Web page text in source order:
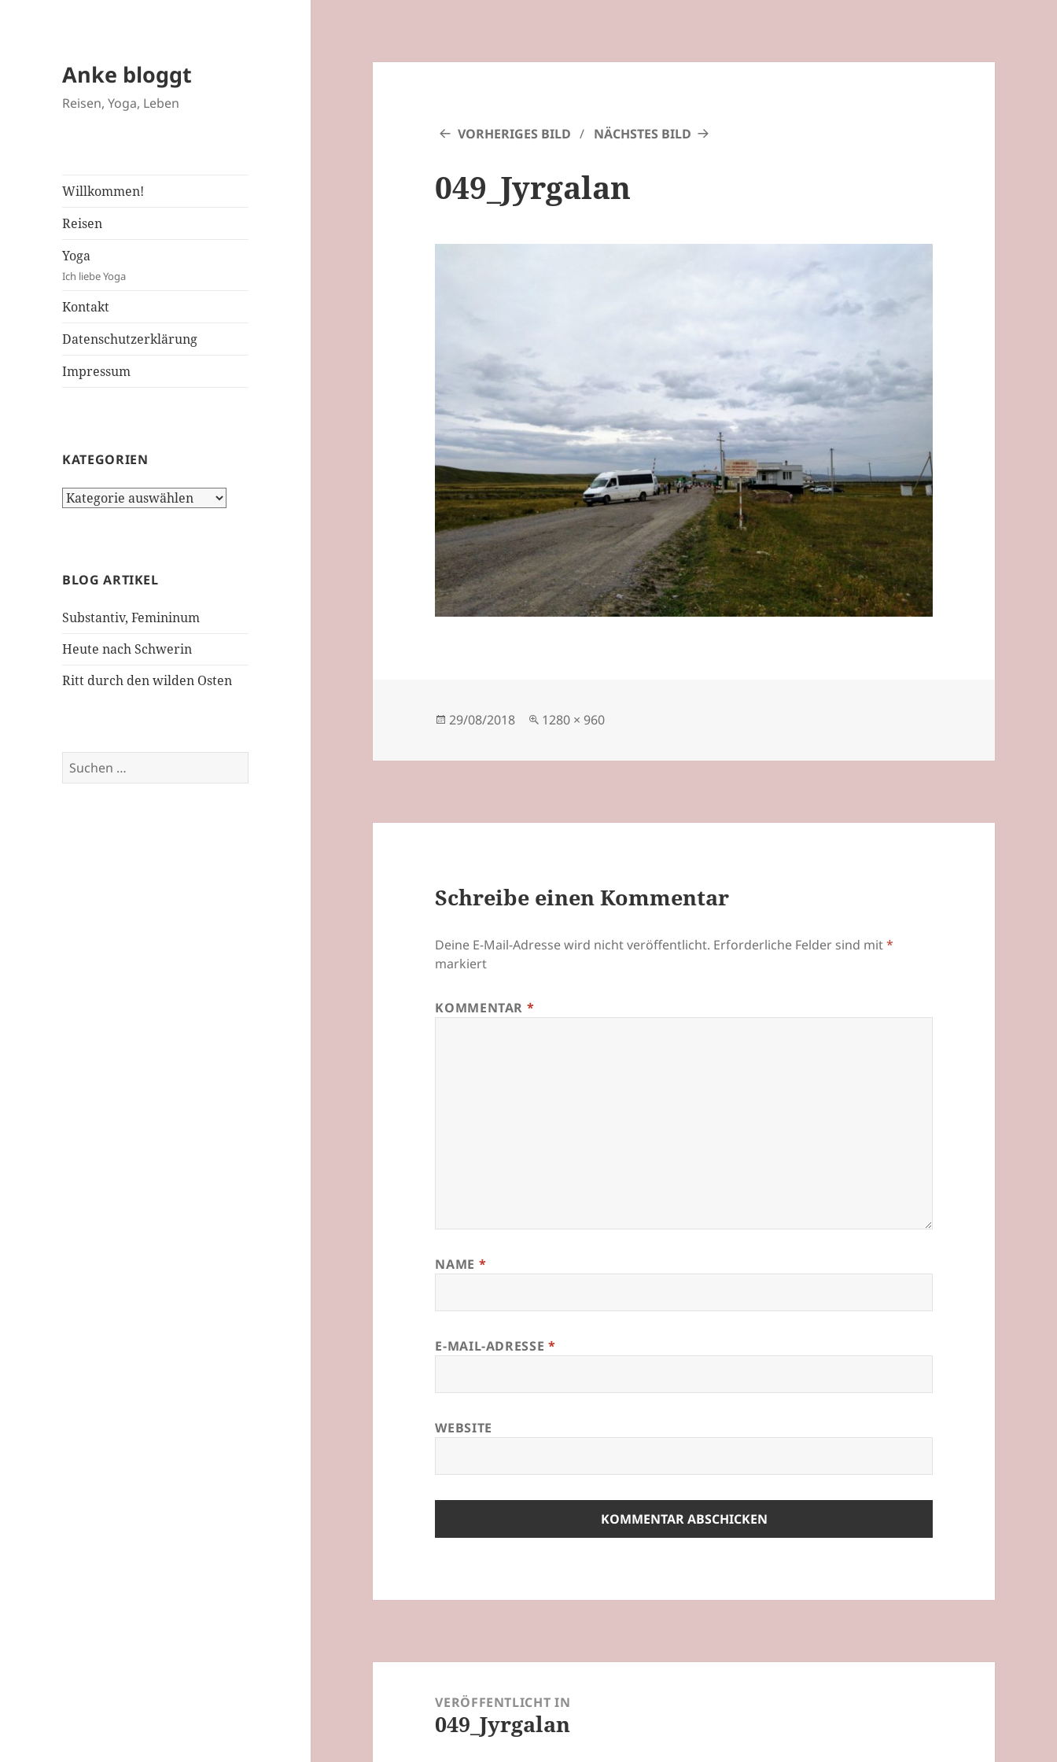
Anke bloggt
Reisen, Yoga, Leben
Willkommen!
Reisen
Yoga
Ich liebe Yoga
Kontakt
Datenschutzerklärung
Impressum
KATEGORIEN
Kategorien
BLOG ARTIKEL
Substantiv, Femininum
Heute nach Schwerin
Ritt durch den wilden Osten
Suchen
nach:
VORHERIGES BILD NÄCHSTES BILD
049_Jyrgalan
Veröffentlicht
29/08/2018 Originalgröße
1280 × 960
Schreibe einen Kommentar
Deine E-Mail-Adresse wird nicht veröffentlicht. Erforderliche Felder sind mit*
markiert
KOMMENTAR *
NAME *
E-MAIL-ADRESSE *
WEBSITE
VERÖFFENTLICHT IN
049_Jyrgalan